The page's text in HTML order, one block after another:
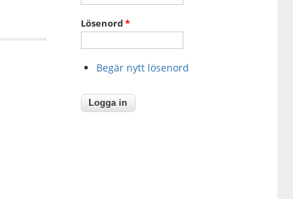
Lösenord*
Begär nytt lösenord